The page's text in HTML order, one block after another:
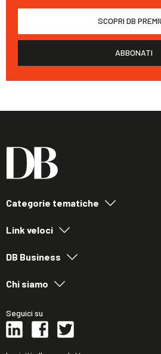
SCOPRI DB
ABBONATI
Categorie tematiche
Link veloci
DB Business
Chi siamo
Seguici su